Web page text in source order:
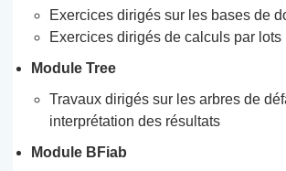
Exercices dirigés sur les bases de
Exercices dirigés de calculs par lots
Module Tree
Travaux dirigés sur les arbres de
interprétation des résultats
Module BFiab